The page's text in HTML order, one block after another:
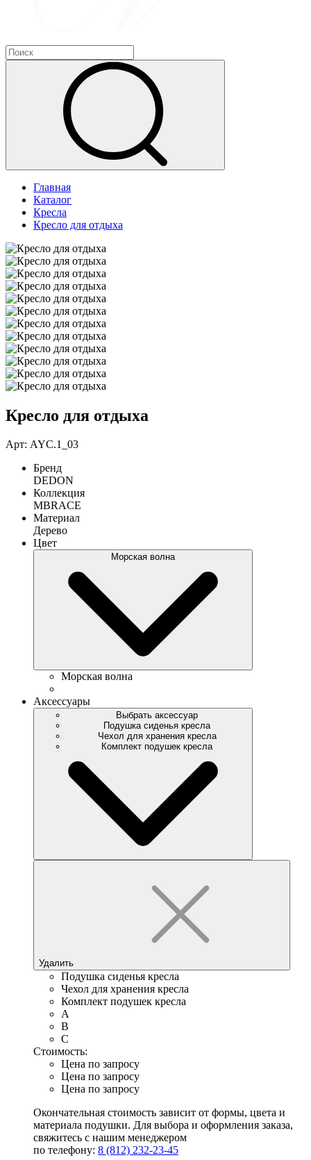
Главная
Каталог
Кресла
Кресло для отдыха
Кресло для отдыха
Арт: AYC.1_03
Бренд
DEDON
Коллекция
MBRACE
Материал
Дерево
Цвет
Морская волна
Морская волна
Аксессуары
Выбрать аксессуар
Подушка сиденья кресла
Чехол для хранения кресла
Комплект подушек кресла
Удалить
Подушка сиденья кресла
Чехол для хранения кресла
Комплект подушек кресла
A
B
C
Стоимость:
Цена по запросу
Цена по запросу
Цена по запросу
Окончательная стоимость зависит от формы, цвета и
материала подушки. Для выбора и оформления заказа,
свяжитесь с нашим менеджером
по телефону: 8 (812) 232-23-45